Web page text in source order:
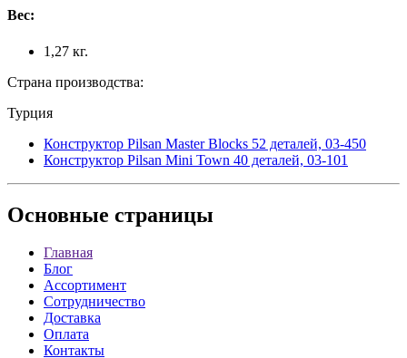
Вес:
1,27 кг.
Страна производства:
Турция
Конструктор Pilsan Master Blocks 52 деталей, 03-450
Конструктор Pilsan Mini Town 40 деталей, 03-101
Основные страницы
Главная
Блог
Ассортимент
Сотрудничество
Доставка
Оплата
Контакты